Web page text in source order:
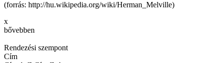
(forrás: http://hu.wikipedia.org/wiki/Herman_Melville)
x
bővebben
Rendezési szempont
Cím